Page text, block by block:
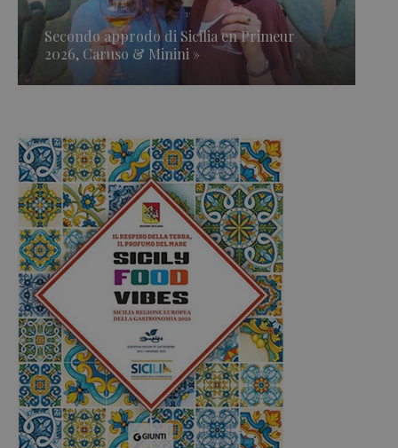
Secondo approdo di Sicilia en Primeur
2026, Caruso & Minini »